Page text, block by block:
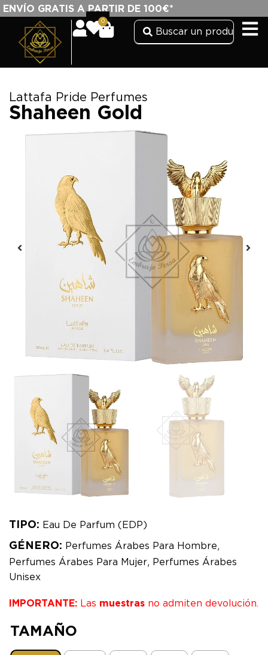
ENVÍO GRATIS A PARTIR DE 100€*
0
Lattafa Pride Perfumes
Shaheen Gold
TIPO: Eau De Parfum (EDP)
GÉNERO: Perfumes Árabes Para Hombre,
Perfumes Árabes Para Mujer, Perfumes Árabes
Unisex
IMPORTANTE: Las muestras no admiten devolución.
TAMAÑO